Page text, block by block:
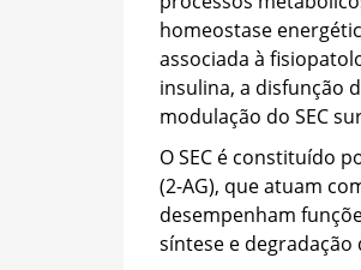
homeostase
associada à
insulina, a disfunção
modulação do SEC
O SEC é constituído
(2-AG), que atuam
desempenham
síntese e degradação